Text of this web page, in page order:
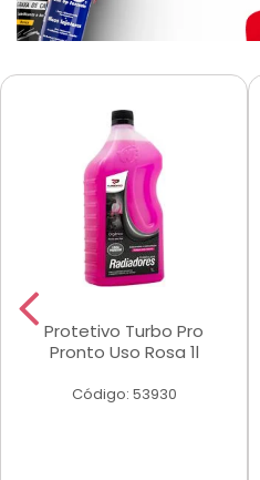
Protetivo Turbo Pro
Pronto Uso Rosa 1l
Código: 53930